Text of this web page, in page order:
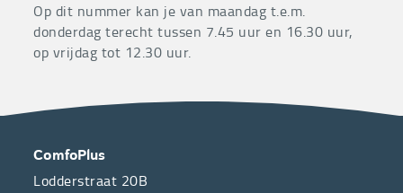
Op dit nummer kan je van maandag t.e.m.
donderdag terecht tussen 7.45 uur en 16.30 uur,
op vrijdag tot 12.30 uur.
OVER
ONS
CONTACT
ComfoPlus
Lodderstraat 20B